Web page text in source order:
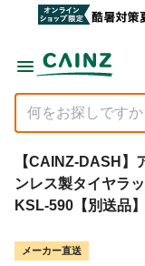
【CAINZ-DASH
ンレス製タイヤラ
KSL-590【別送品】
メーカー直送